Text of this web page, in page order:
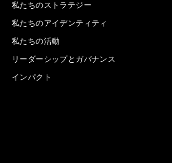
私たちのストラテジー
私たちのアイデンティティ
私たちの活動
リーダーシップとガバナンス
インパクト